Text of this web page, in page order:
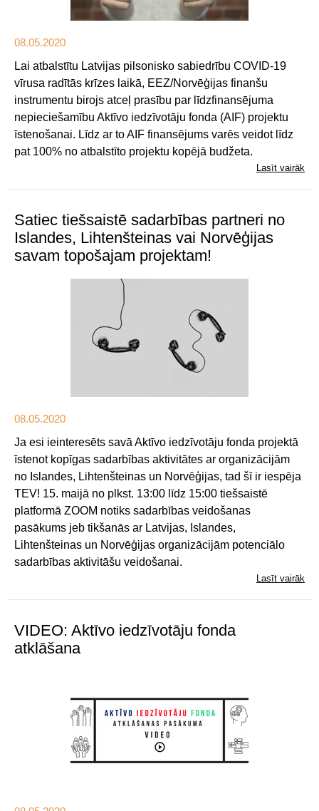
08.05.2020
Lai atbalstītu Latvijas pilsonisko sabiedrību COVID-19
vīrusa radītās krīzes laikā, EEZ/Norvēģijas finanšu
instrumentu birojs atceļ prasību par līdzfinansējuma
nepieciešamību Aktīvo iedzīvotāju fonda (AIF) projektu
īstenošanai. Līdz ar to AIF finansējums varēs veidot līdz
pat 100% no atbalstīto projektu kopējā budžeta.
Lasīt vairāk
Satiec tiešsaistē sadarbības partneri no
Islandes, Lihtenšteinas vai Norvēģijas
savam topošajam projektam!
08.05.2020
Ja esi ieinteresēts savā Aktīvo iedzīvotāju fonda projektā
īstenot kopīgas sadarbības aktivitātes ar organizācijām
no Islandes, Lihtenšteinas un Norvēģijas, tad šī ir iespēja
TEV! 15. maijā no plkst. 13:00 līdz 15:00 tiešsaistē
platformā ZOOM notiks sadarbības veidošanas
pasākums jeb tikšanās ar Latvijas, Islandes,
Lihtenšteinas un Norvēģijas organizācijām potenciālo
sadarbības aktivitāšu veidošanai.
Lasīt vairāk
VIDEO: Aktīvo iedzīvotāju fonda
atklāšana